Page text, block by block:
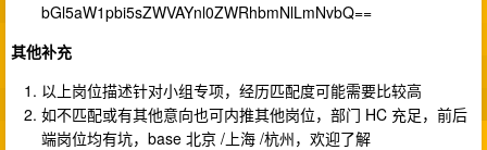
bGl5aW1pbi5sZWVAYnl0ZWRhbmNlLmNvbQ==
其他补充
以上岗位描述针对小组专项，经历匹配度可能需要比较高
如不匹配或有其他意向也可内推其他岗位，部门 HC 充足，前后
端岗位均有坑，base 北京 /上海 /杭州，欢迎了解